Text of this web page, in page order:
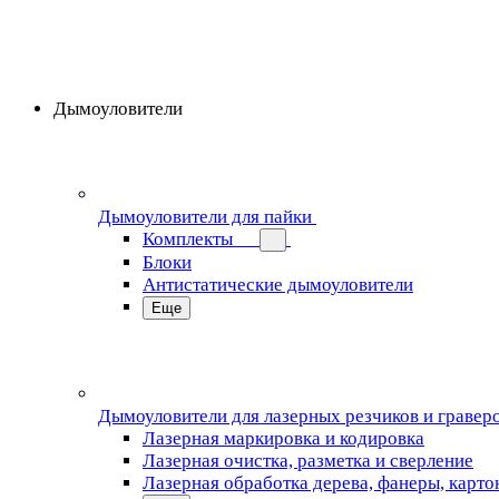
Дымоуловители
Дымоуловители для пайки
Комплекты
Блоки
Антистатические дымоуловители
Еще
Дымоуловители для лазерных резчиков и
Лазерная маркировка и кодировка
Лазерная очистка, разметка и сверление
Лазерная обработка дерева, фанеры,